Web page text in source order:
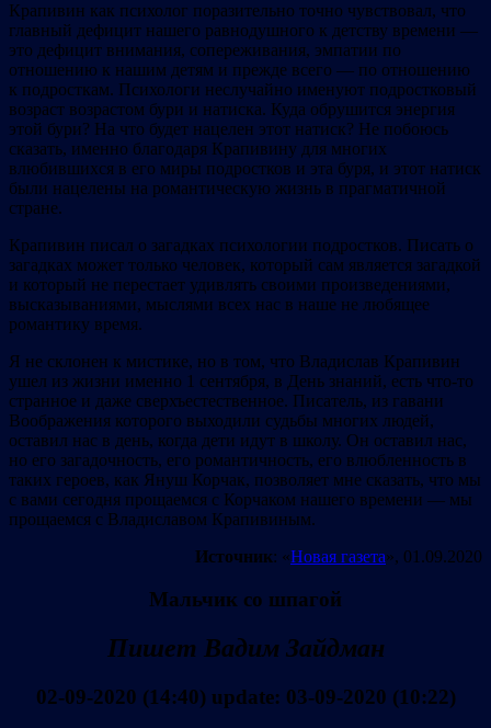
Крапивин как психолог поразительно точно чувствовал, что
главный дефицит нашего равнодушного к детству времени —
это дефицит внимания, сопереживания, эмпатии по
отношению к нашим детям и прежде всего — по отношению
к подросткам. Психологи неслучайно именуют подростковый
возраст возрастом бури и натиска. Куда обрушится энергия
этой бури? На что будет нацелен этот натиск? Не побоюсь
сказать, именно благодаря Крапивину для многих
влюбившихся в его миры подростков и эта буря, и этот натиск
были нацелены на романтическую жизнь в прагматичной
стране.
Крапивин писал о загадках психологии подростков. Писать о
загадках может только человек, который сам является загадкой
и который не перестает удивлять своими произведениями,
высказываниями, мыслями всех нас в наше не любящее
романтику время.
Я не склонен к мистике, но в том, что Владислав Крапивин
ушел из жизни именно 1 сентября, в День знаний, есть что-то
странное и даже сверхъестественное. Писатель, из гавани
Воображения которого выходили судьбы многих людей,
оставил нас в день, когда дети идут в школу. Он оставил нас,
но его загадочность, его романтичность, его влюбленность в
таких героев, как Януш Корчак, позволяет мне сказать, что мы
с вами сегодня прощаемся с Корчаком нашего времени — мы
прощаемся с Владиславом Крапивиным.
Источник: «Новая газета», 01.09.2020
Мальчик со шпагой
Пишет Вадим Зайдман
02-09-2020 (14:40) update: 03-09-2020 (10:22)